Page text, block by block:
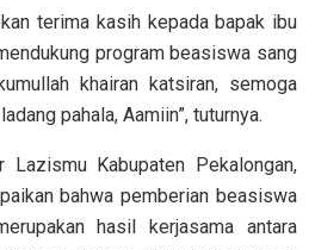
terima kasih kepada bapak ibu
program beasiswa sang
khairan katsiran, semoga
pahala, Aamiin”, tuturnya.
Lazismu Kabupaten Pekalongan,
bahwa pemberian beasiswa
hasil kerjasama antara